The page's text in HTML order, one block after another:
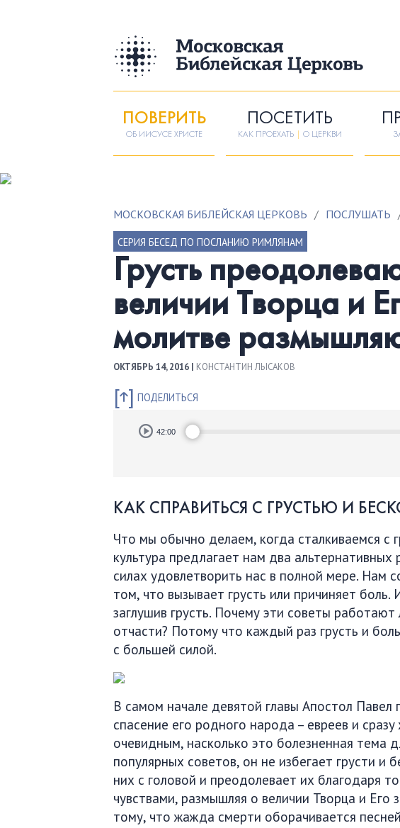
ПОВЕРИТЬ
ОБ ИИСУСЕ ХРИСТЕ
ПОСЕТИТЬ
КАК ПРОЕХАТЬ | О ЦЕРКВИ
МОСКОВСКАЯ БИБЛЕЙСКАЯ ЦЕРКОВЬ / ПОСЛУШАТЬ
СЕРИЯ БЕСЕД ПО ПОСЛАНИЮ РИМЛЯНАМ
Грусть
величии Творца и
молитве
ОКТЯБРЬ 14, 2016 | КОНСТАНТИН ЛЫСАКОВ
ПОДЕЛИТЬСЯ
Audio
Player
42:00
КАК СПРАВИТЬСЯ С ГРУСТЬЮ И
Что мы обычно делаем, когда сталкиваемся с
культура предлагает нам два
силах удовлетворить нас в полной мере. Нам
том, что вызывает грусть или причиняет
заглушив грусть. Почему эти советы
отчасти? Потому что каждый раз грусть и
с большей силой.
В самом начале девятой главы Апостол Павел
спасение его родного народа – евреев и
очевидным, насколько это болезненная тема
популярных советов, он не избегает грусти и
них с головой и преодолевает их благодаря
чувствами, размышляя о величии Творца и Его
тому, что жажда смерти оборачивается